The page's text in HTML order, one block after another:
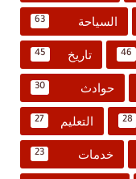
السياحة 63
46 تاريخ 45
حوادث 30
28 التعليم 27
خدمات 23